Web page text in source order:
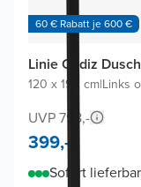
60 € Rabatt je 600 €
Linie Cadiz
120 x 190 cm|Links
UVP 798,-
399,-
Sofort lieferbar